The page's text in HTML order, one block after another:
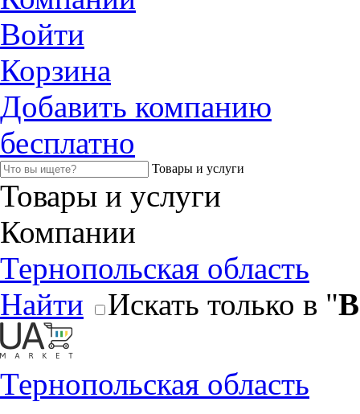
Войти
Корзина
Добавить компанию
бесплатно
Товары и услуги
Товары и услуги
Компании
Тернопольская область
Найти
Искать только в "
Тернопольская область